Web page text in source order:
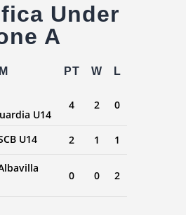
Under
A
PT W L
U14
4 2 0
U14 2 1 1
0 0 2